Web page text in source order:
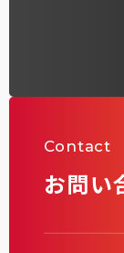
Contact
お問い